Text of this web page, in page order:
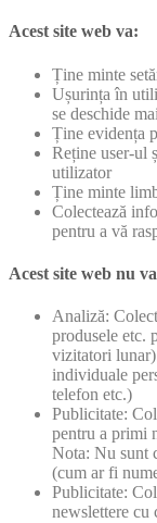
Acest site web va:
Ține minte
Ușurința în
se deschide
Ține evidența
Reține user-ul
utilizator
Ține minte
Colectează
pentru a vă
Acest site web nu
Analiză:
produsele etc.
vizitatori
individuale
telefon etc.)
Publicitate:
pentru a primi
Nota: Nu sunt
(cum ar fi
Publicitate:
newslettere cu